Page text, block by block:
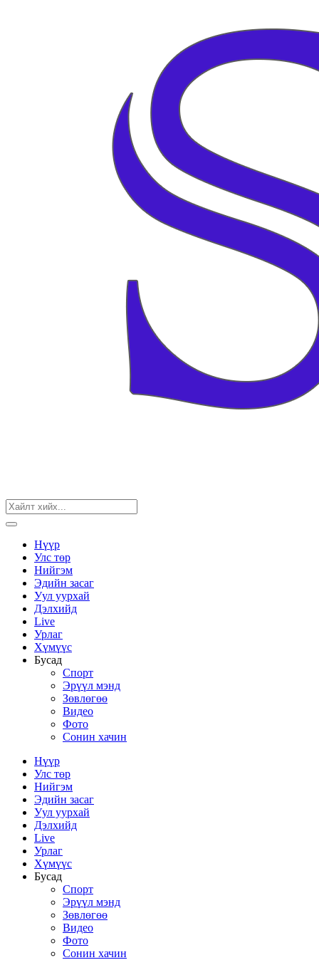
Нүүр
Улс төр
Нийгэм
Эдийн засаг
Уул уурхай
Дэлхийд
Live
Урлаг
Хүмүүс
Бусад
Спорт
Эрүүл мэнд
Зөвлөгөө
Видео
Фото
Сонин хачин
Нүүр
Улс төр
Нийгэм
Эдийн засаг
Уул уурхай
Дэлхийд
Live
Урлаг
Хүмүүс
Бусад
Спорт
Эрүүл мэнд
Зөвлөгөө
Видео
Фото
Сонин хачин